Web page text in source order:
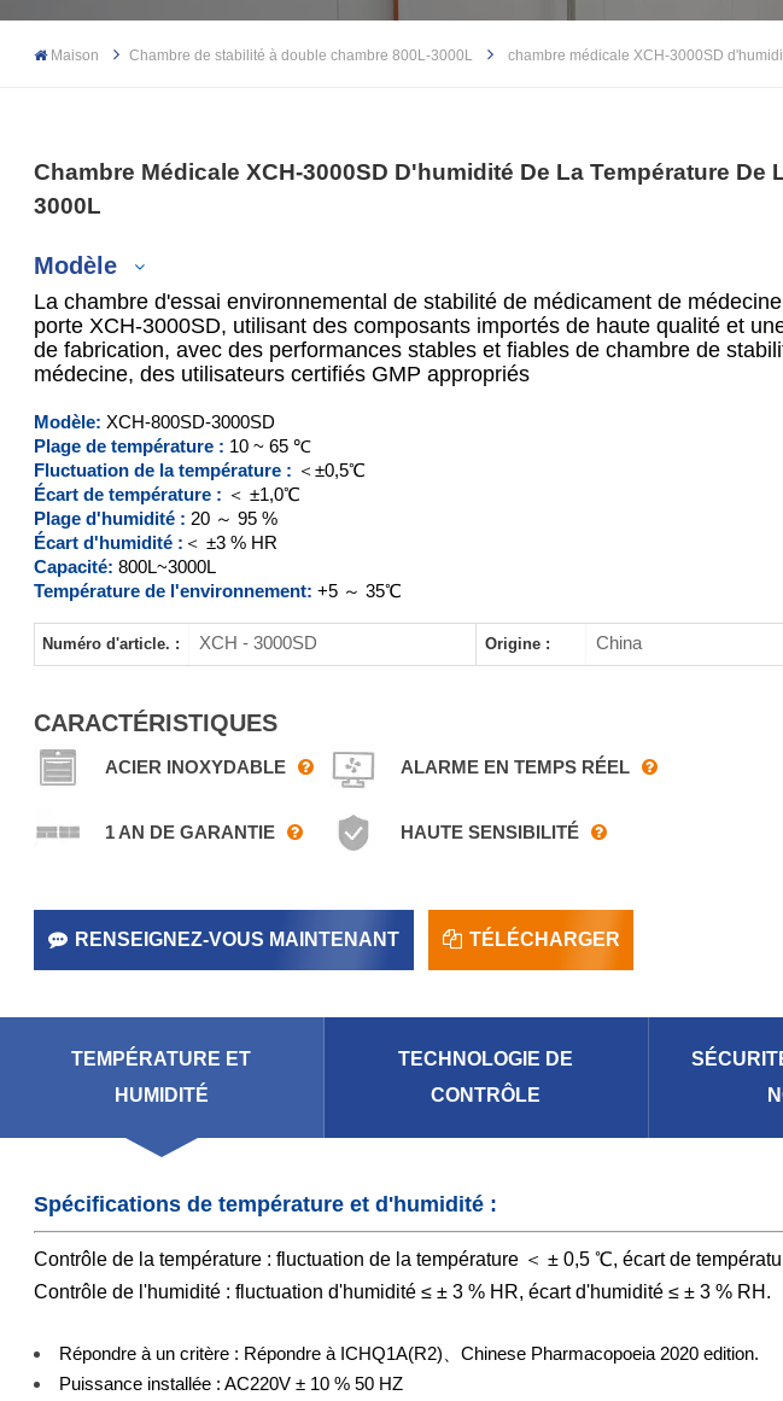
Maison Chambre de stabilité à double chambre 800L-3000L chambre médicale XCH-3000SD
Chambre Médicale XCH-3000SD D'humidité De La Température De
3000L
Modèle
XCH-800SD
XCH-1000SD
XCH-2000SD
XCH-3000SD
La chambre d'essai environnemental de stabilité de médicament de
porte XCH-3000SD, utilisant des composants importés de haute qualité et
de fabrication, avec des performances stables et fiables de chambre de
médecine, des utilisateurs certifiés GMP appropriés
Modèle:XCH-800SD-3000SD
Plage de température : 10 ~ 65 ℃
Fluctuation de la température : ＜±0,5℃
Écart de température : ＜ ±1,0℃
Plage d'humidité :20 ～ 95 %
Écart d'humidité : ＜ ±3 % HR
Capacité:800L~3000L
Température de l'environnement: +5 ～ 35℃
Numéro d'article. : XCH - 3000SD Origine : China
CARACTÉRISTIQUES
ACIER INOXYDABLE ALARME EN TEMPS RÉEL
1 AN DE GARANTIE HAUTE SENSIBILITÉ
RENSEIGNEZ-VOUS MAINTENANT TÉLÉCHARGER
TEMPÉRATURE ET
HUMIDITÉ
TECHNOLOGIE DE
CONTRÔLE
Spécifications de température et d'humidité :
Contrôle de la température : fluctuation de la température ＜ ± 0,5 ℃, écart de
Contrôle de l'humidité : fluctuation d'humidité ≤ ± 3 % HR, écart d'humidité ≤ ± 3 % RH.
Répondre à un critère : Répondre à ICHQ1A(R2)、Chinese Pharmacopoeia 2020 edition.
Puissance installée : AC220V ± 10 % 50 HZ